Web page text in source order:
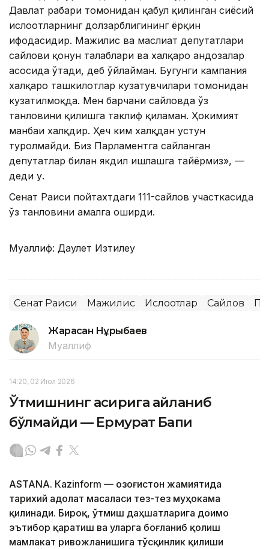
Давлат раҳбари томонидан қабул қилинган сиёсий
ислоҳотларнинг долзарблигининг ёрқин
ифодасидир. Мажилис ва маслиҳат депутатлари
сайлови қонун талаблари ва халқаро андозалар
асосида ўтади, деб ўйлайман. Бугунги кампания
халқаро ташкилотлар кузатувчилари томонидан
кузатилмоқда. Мен барчани сайловда ўз
танловини қилишга таклиф қиламан. Ҳокимият
манбаи халқдир. Ҳеч ким халқдан устун
туролмайди. Биз Парламентга сайланган
депутатлар билан якдил ишлашга тайёрмиз», —
деди у.
Сенат Раиси пойтахтдаги 111-сайлов участкасида
ўз танловини амалга оширди.
Муаллиф: Даулет Изтилеу
Сенат Раиси Мажилис Ислоҳотлар Сайлов
Жарасқан Нұрыбаев
Муаллиф
14:20, 02 Июл 2026
Ўтмишнинг асирига айланиб
бўлмайди — Ермурат Бапи
ASTANА. Кazinform — Қозоғистон жамиятида
тарихий адолат масаласи тез-тез муҳокама
қилинади. Бироқ, ўтмиш даҳшатларига доимо
эътибор қаратиш ва уларга боғланиб қолиш
мамлакат ривожланишига тўсқинлик қилиши